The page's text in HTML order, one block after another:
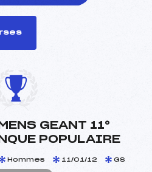
GEANT 11°
POPULAIRE
Hommes 11/01/12 GS